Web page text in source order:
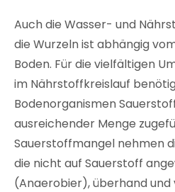
Auch die Wasser- und
die Wurzeln ist abhängig
Boden. Für die vielfältigen
im Nährstoffkreislauf
Bodenorganismen
ausreichender Menge
Sauerstoffmangel nehmen
die nicht auf Sauerstoff
(Anaerobier), überhand